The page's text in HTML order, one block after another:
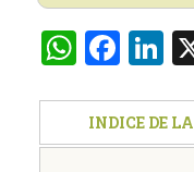
INDICE DE